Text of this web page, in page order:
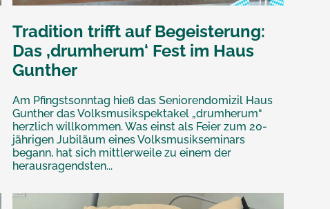
Tradition trifft auf Begeisterung:
Das ‚drumherum‘ Fest im Haus
Gunther
Am Pfingstsonntag hieß das Seniorendomizil Haus
Gunther das Volksmusikspektakel „drumherum“
herzlich willkommen. Was einst als Feier zum 20-
jährigen Jubiläum eines Volksmusikseminars
begann, hat sich mittlerweile zu einem der
herausragendsten...